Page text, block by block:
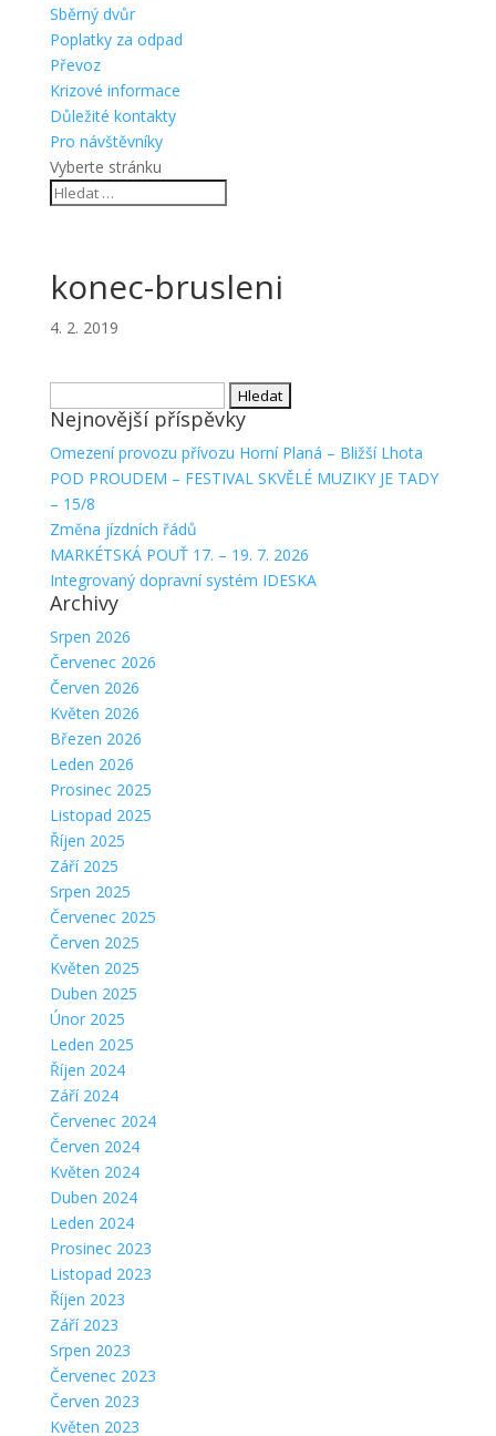
Sběrný dvůr
Poplatky za odpad
Převoz
Krizové informace
Důležité kontakty
Pro návštěvníky
Vyberte stránku
konec-brusleni
4. 2. 2019
Nejnovější příspěvky
Omezení provozu přívozu Horní Planá – Bližší Lhota
POD PROUDEM – FESTIVAL SKVĚLÉ MUZIKY JE TADY
– 15/8
Změna jízdních řádů
MARKÉTSKÁ POUŤ 17. – 19. 7. 2026
Integrovaný dopravní systém IDESKA
Archivy
Srpen 2026
Červenec 2026
Červen 2026
Květen 2026
Březen 2026
Leden 2026
Prosinec 2025
Listopad 2025
Říjen 2025
Září 2025
Srpen 2025
Červenec 2025
Červen 2025
Květen 2025
Duben 2025
Únor 2025
Leden 2025
Říjen 2024
Září 2024
Červenec 2024
Červen 2024
Květen 2024
Duben 2024
Leden 2024
Prosinec 2023
Listopad 2023
Říjen 2023
Září 2023
Srpen 2023
Červenec 2023
Červen 2023
Květen 2023